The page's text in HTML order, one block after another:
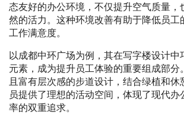
态友好的办公环境，不仅提升空气质量，
然的活力。这种环境改善有助于降低员工
工作满意度。
以成都中环广场为例，其在写字楼设计中
元素，成为提升员工体验的重要组成部分
且富有层次感的步道设计，结合绿植和休
员提供了理想的活动空间，体现了现代办
率的双重追求。